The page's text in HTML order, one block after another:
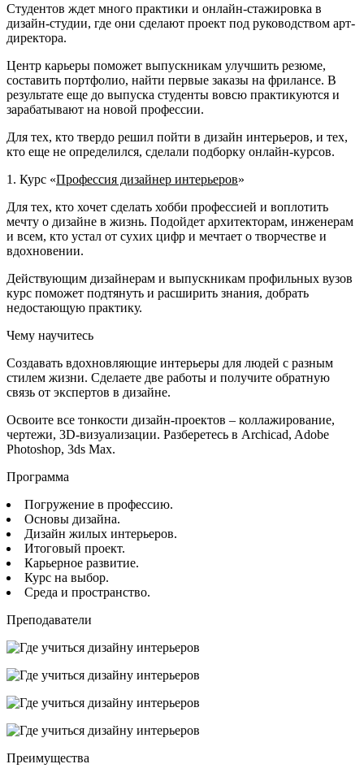
Студентов ждет много практики и онлайн-стажировка в
дизайн-студии, где они сделают проект под руководством арт-
директора.
Центр карьеры поможет выпускникам улучшить резюме,
составить портфолио, найти первые заказы на фрилансе. В
результате еще до выпуска студенты вовсю практикуются и
зарабатывают на новой профессии.
Для тех, кто твердо решил пойти в дизайн интерьеров, и тех,
кто еще не определился, сделали подборку онлайн-курсов.
1. Курс «Профессия дизайнер интерьеров»
Для тех, кто хочет сделать хобби профессией и воплотить
мечту о дизайне в жизнь. Подойдет архитекторам, инженерам
и всем, кто устал от сухих цифр и мечтает о творчестве и
вдохновении.
Действующим дизайнерам и выпускникам профильных вузов
курс поможет подтянуть и расширить знания, добрать
недостающую практику.
Чему научитесь
Создавать вдохновляющие интерьеры для людей с разным
стилем жизни. Сделаете две работы и получите обратную
связь от экспертов в дизайне.
Освоите все тонкости дизайн-проектов – коллажирование,
чертежи, 3D-визуализации. Разберетесь в Archicad, Adobe
Photoshop, 3ds Max.
Программа
Погружение в профессию.
Основы дизайна.
Дизайн жилых интерьеров.
Итоговый проект.
Карьерное развитие.
Курс на выбор.
Среда и пространство.
Преподаватели
Преимущества